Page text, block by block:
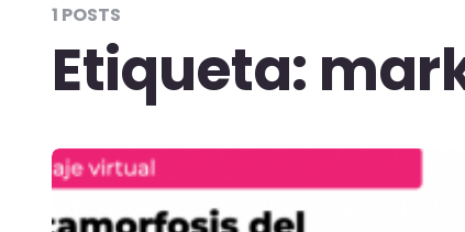
1 POSTS
Etiqueta: